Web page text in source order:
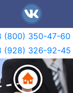
(800) 350-47-60
(928) 326-92-45